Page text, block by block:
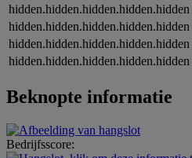
hidden.hidden.hidden.hidden.hidden
hidden.hidden.hidden.hidden.hidden
hidden.hidden.hidden.hidden.hidden
hidden.hidden.hidden.hidden.hidden
Beknopte informatie
Bedrijfsscore: